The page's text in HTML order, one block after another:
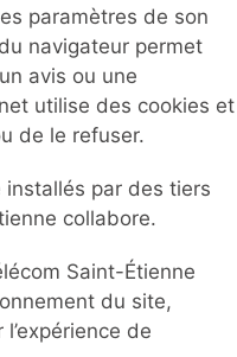
paramètres de son
navigateur permet
avis ou une
utilise des cookies et
de le refuser.
par des tiers
collabore.
Saint-Étienne
du site,
l’expérience de